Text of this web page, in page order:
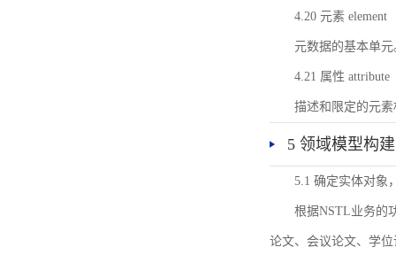
4.20 元素 element
元数据的基本单元
4.21 属性 attribute
描述和限定的元
5 领域模型构建
5.1 确定实体对象
根据NSTL业务的
论文、会议论文、学